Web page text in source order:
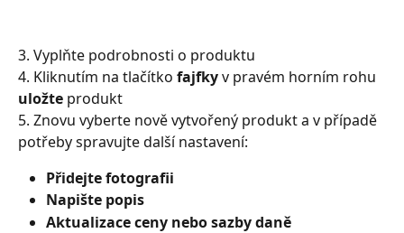
3. Vyplňte podrobnosti o produktu
4. Kliknutím na tlačítko fajfky v pravém horním rohu
uložte produkt
5. Znovu vyberte nově vytvořený produkt a v případě
potřeby spravujte další nastavení:
Přidejte fotografii
Napište popis
Aktualizace ceny nebo sazby daně